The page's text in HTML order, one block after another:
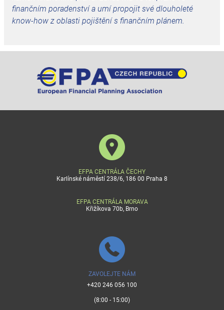
finančním poradenství a umí propojit své dlouholeté
know-how z oblasti pojištění s finančním plánem.
EFPA CENTRÁLA ČECHY
Karlínské náměstí 238/6, 186 00 Praha 8
EFPA CENTRÁLA MORAVA
Křižíkova 70b, Brno
ZAVOLEJTE NÁM
+420 246 056 100
(8:00 - 15:00)